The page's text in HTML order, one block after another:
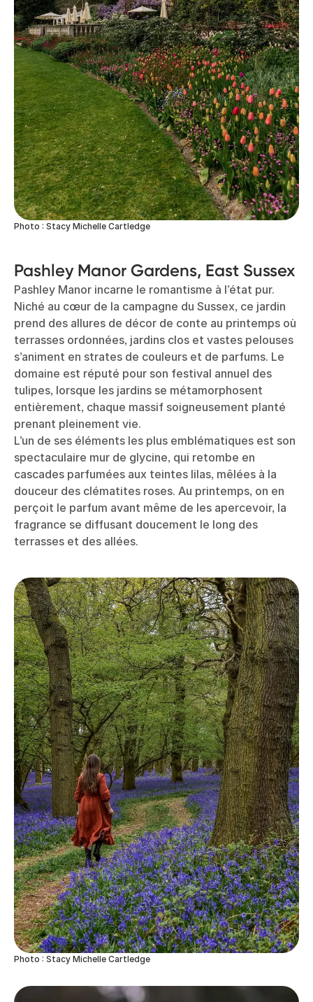
Photo : Stacy Michelle Cartledge
Pashley Manor Gardens, East Sussex
Pashley Manor incarne le romantisme à l’état pur.
Niché au cœur de la campagne du Sussex, ce jardin
prend des allures de décor de conte au printemps où
terrasses ordonnées, jardins clos et vastes pelouses
s’animent en strates de couleurs et de parfums. Le
domaine est réputé pour son festival annuel des
tulipes, lorsque les jardins se métamorphosent
entièrement, chaque massif soigneusement planté
prenant pleinement vie.
L’un de ses éléments les plus emblématiques est son
spectaculaire mur de glycine, qui retombe en
cascades parfumées aux teintes lilas, mêlées à la
douceur des clématites roses. Au printemps, on en
perçoit le parfum avant même de les apercevoir, la
fragrance se diffusant doucement le long des
terrasses et des allées.
Photo : Stacy Michelle Cartledge